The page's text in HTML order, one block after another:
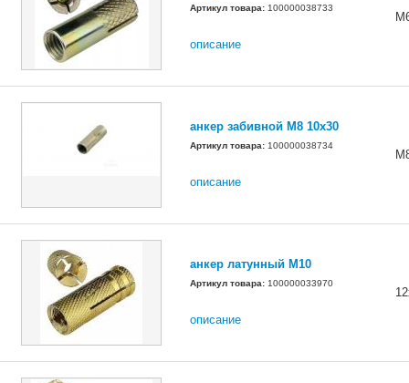
Артикул товара: 100000038733
описание
анкер забивной М8 10х30
Артикул товара: 100000038734
описание
анкер латунный M10
Артикул товара: 100000033970
описание